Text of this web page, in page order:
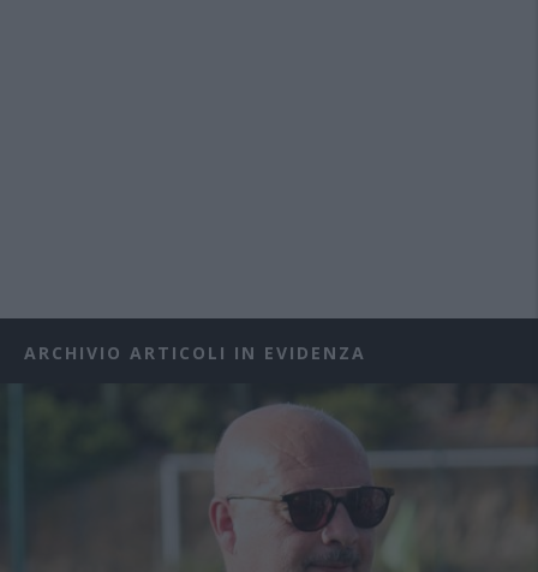
ARCHIVIO ARTICOLI IN EVIDENZA